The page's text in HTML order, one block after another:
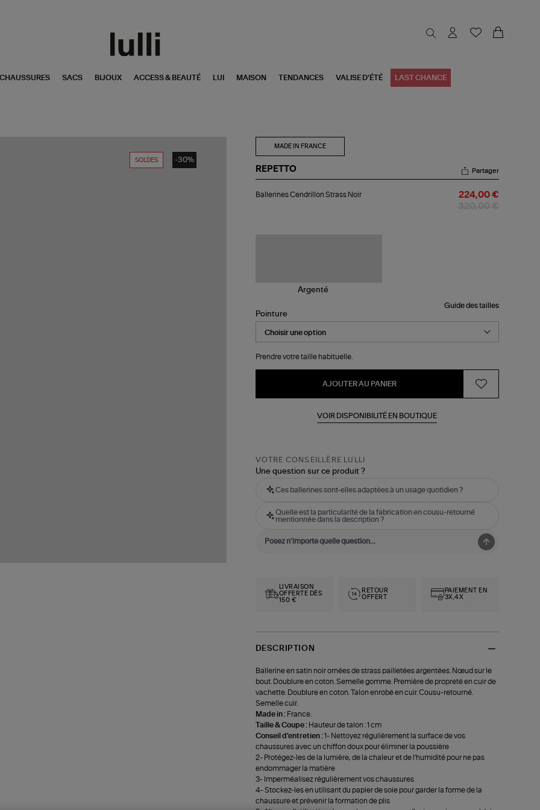
CHAUSSURES SACS BIJOUX ACCESS & BEAUTÉ LUI MAISON TENDANCES VALISE D'ÉTÉ LAST CHANCE
SOLDES -30%
MADE IN FRANCE
REPETTO
Cendrillon
Partager
Ballerines Cendrillon Strass Noir 224,00 €
Guide des tailles
Pointure
Prendre votre taille habituelle.
AJOUTER AU PANIER
VOIR DISPONIBILITÉ EN BOUTIQUE
VOTRE CONSEILLÈRE LULLI
Une question sur ce produit ?
Ces ballerines sont-elles adaptées à un usage quotidien ?
Quelle est la particularité de la fabrication en cousu-retourné
mentionnée dans la description ?
LIVRAISON
OFFERTE DÈS
150 €
RETOUR
OFFERT
PAIEMENT EN
3X,4X
DESCRIPTION
Ballerine en satin noir ornées de strass pailletées argentées. Nœud sur le
bout. Doublure en coton. Semelle gomme. Première de propreté en cuir de
vachette. Doublure en coton. Talon enrobé en cuir. Cousu-retourné.
Semelle cuir.
Made in : France.
Taille & Coupe : Hauteur de talon : 1 cm
Conseil d'entretien :1- Nettoyez régulièrement la surface de vos
chaussures avec un chiffon doux pour éliminer la poussière
2- Protégez-les de la lumière, de la chaleur et de l'humidité pour ne pas
endommager la matière
3- Imperméalisez régulièrement vos chaussures
4- Stockez-les en utilisant du papier de soie pour garder la forme de la
chaussure et prévenir la formation de plis